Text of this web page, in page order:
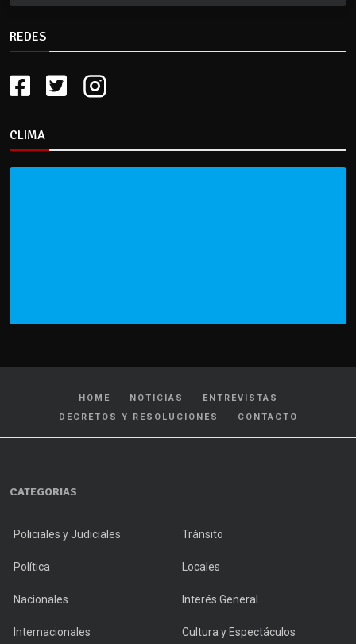
REDES
CLIMA
HOME NOTICIAS
ENTREVISTAS
DECRETOS Y RESOLUCIONES
CONTACTO
CATEGORIAS
Policiales y Judiciales Tránsito
Política Locales
Nacionales Interés General
Internacionales Cultura y Espectáculos